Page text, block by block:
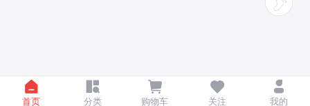
首页 分类 购物车 关注 我的